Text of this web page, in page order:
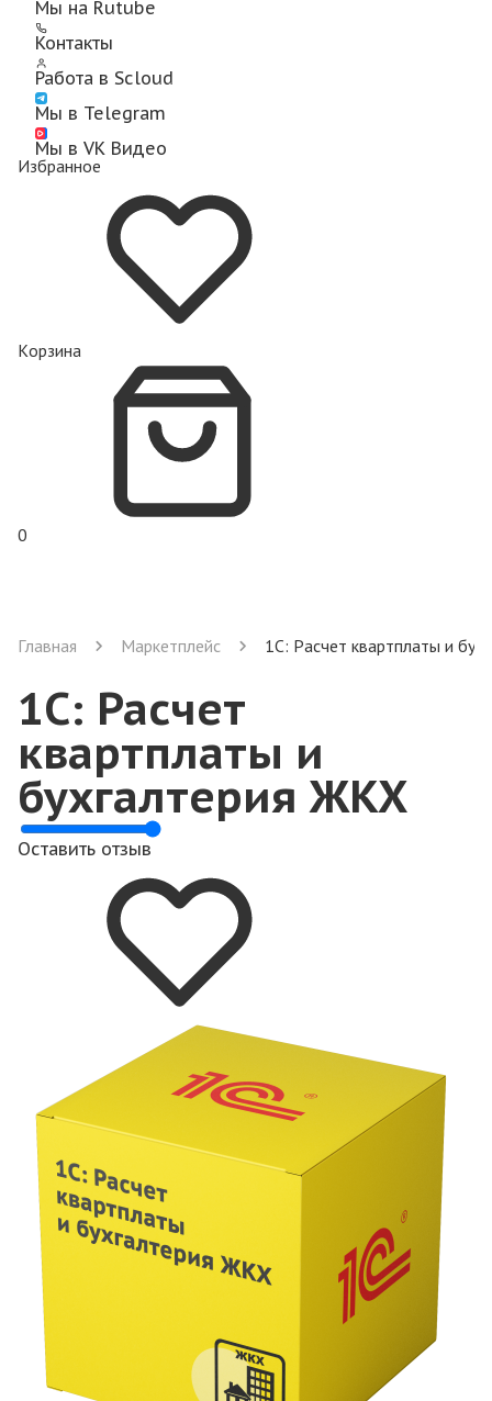
Мы на Rutube
Контакты
Работа в Scloud
Мы в Telegram
Мы в VK Видео
Избранное
Корзина
0
Главная Маркетплейс 1С: Расчет квартплаты и
1С: Расчет
квартплаты и
бухгалтерия ЖКХ
Оставить отзыв